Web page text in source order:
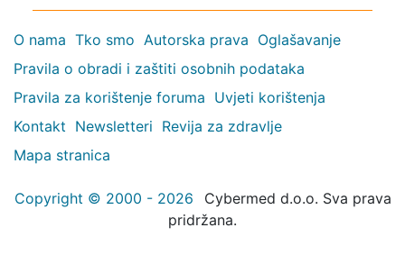
O nama Tko smo Autorska prava Oglašavanje
Pravila o obradi i zaštiti osobnih podataka
Pravila za korištenje foruma Uvjeti korištenja
Kontakt Newsletteri Revija za zdravlje
Mapa stranica
Copyright © 2000 - 2026
Cybermed d.o.o. Sva prava
pridržana.